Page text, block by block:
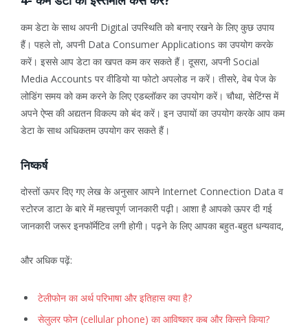
कम डेटा के साथ अपनी Digital उपस्थिति को बनाए रखने के लिए कुछ उपाय
हैं। पहले तो, अपनी Data Consumer Applications का उपयोग करके
करें। इससे आप डेटा का खपत कम कर सकते हैं। दूसरा, अपनी Social
Media Accounts पर वीडियो या फोटो अपलोड न करें। तीसरे, वेब पेज के
लोडिंग समय को कम करने के लिए एडब्लॉकर का उपयोग करें। चौथा, सेटिंग्स में
अपने ऐप्स की अद्यतन विकल्प को बंद करें। इन उपायों का उपयोग करके आप कम
डेटा के साथ अधिकतम उपयोग कर सकते हैं।
निष्कर्ष
दोस्तों ऊपर दिए गए लेख के अनुसार आपने Internet Connection Data व
स्टोरज डाटा के बारे में महत्त्वपूर्ण जानकारी पढ़ी। आशा है आपको ऊपर दी गई
जानकारी जरूर इनफॉर्मेटिव लगी होगी। पढ़ने के लिए आपका बहुत-बहुत धन्यवाद,
और अधिक पढ़ें:
टेलीफोन का अर्थ परिभाषा और इतिहास क्या है?
सेलुलर फोन (cellular phone) का आविष्कार कब और किसने किया?